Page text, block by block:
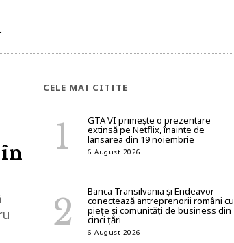
CELE MAI CITITE
GTA VI primește o prezentare
extinsă pe Netflix, înainte de
lansarea din 19 noiembrie
6 August 2026
Banca Transilvania și Endeavor
conectează antreprenorii români cu
piețe și comunități de business din
cinci țări
6 August 2026